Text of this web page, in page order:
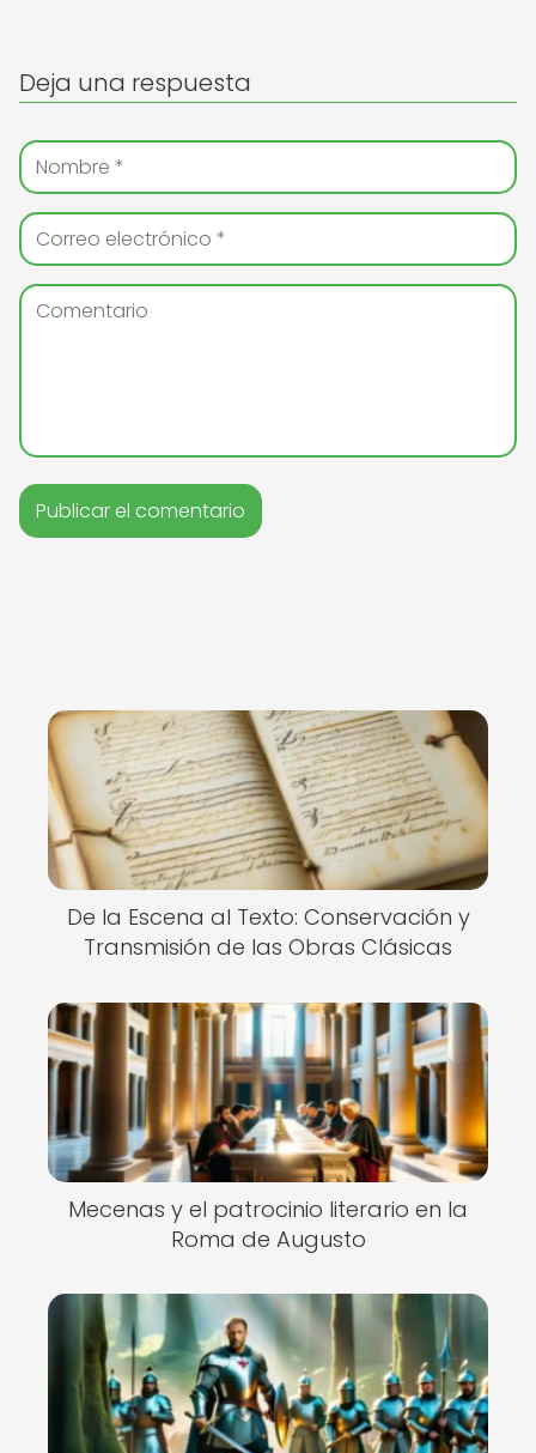
Deja una respuesta
De la Escena al Texto: Conservación y
Transmisión de las Obras Clásicas
Mecenas y el patrocinio literario en la
Roma de Augusto